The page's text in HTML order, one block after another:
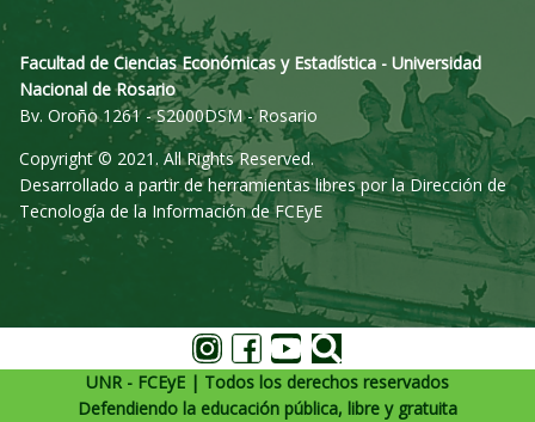
Facultad de Ciencias Económicas y Estadística - Universidad
Nacional de Rosario
Bv. Oroño 1261 - S2000DSM - Rosario
Copyright © 2021. All Rights Reserved.
Desarrollado a partir de herramientas libres por la Dirección de
Tecnología de la Información de FCEyE
UNR - FCEyE | Todos los derechos reservados
Defendiendo la educación pública, libre y gratuita